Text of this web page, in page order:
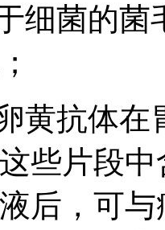
细菌的菌
黄抗体在
些片段
后，可